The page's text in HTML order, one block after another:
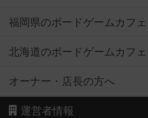
福岡県のボードゲームカフェ
北海道のボードゲームカフェ
オーナー・店長の方へ
運営者情報